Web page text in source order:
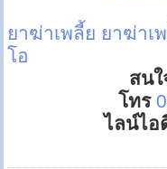
ยาฆ่าเพลี้ย ยาฆ่าเ
โอ
สน
โทร
ไลน์ไอ